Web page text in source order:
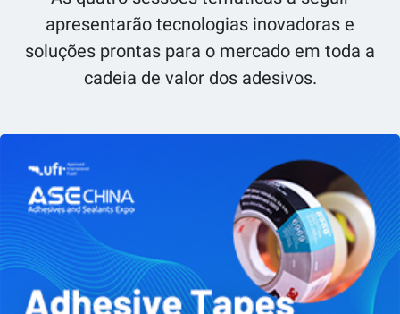
apresentarão tecnologias inovadoras e
soluções prontas para o mercado em toda a
cadeia de valor dos adesivos.